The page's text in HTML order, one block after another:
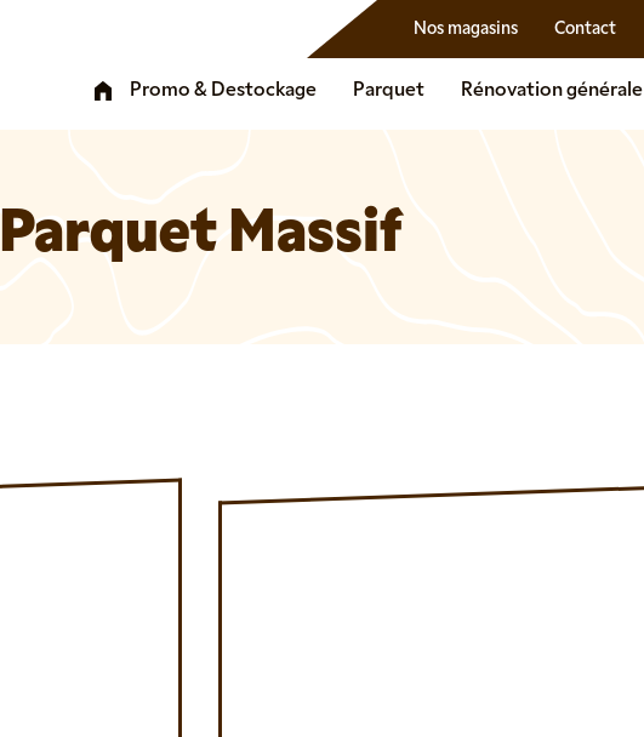
Nos magasins Contact
Promo & Destockage Parquet Rénovation générale
Parquet Massif